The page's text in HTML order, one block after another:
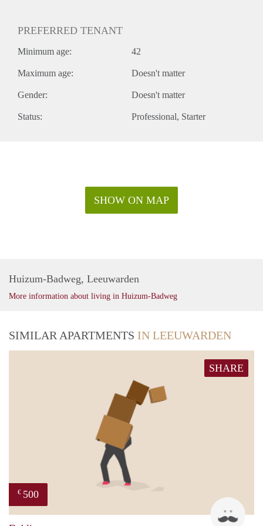
PREFERRED TENANT
Minimum age: 42
Maximum age: Doesn't matter
Gender: Doesn't matter
Status: Professional Starter
SHOW ON MAP
Huizum-Badweg, Leeuwarden
More information about living in Huizum-Badweg
SIMILAR APARTMENTS IN LEEUWARDEN
SHARE
€ 500